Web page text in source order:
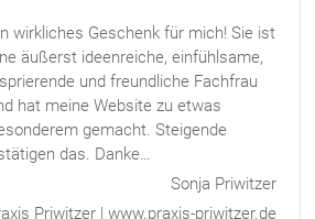
wirkliches Geschenk für mich! Sie ist
äußerst ideenreiche, einfühlsame,
und freundliche Fachfrau
hat meine Website zu etwas
gemacht. Steigende
das. Danke…
die eigene kreative Räume zulässt“
Sonja Priwitzer
Priwitzer | www.praxis-priwitzer.de